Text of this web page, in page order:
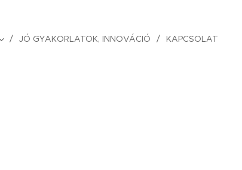
JÓ GYAKORLATOK, INNOVÁCIÓ KAPCSOLAT